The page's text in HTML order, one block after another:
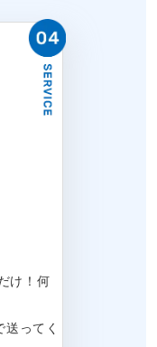
け！何
ってく